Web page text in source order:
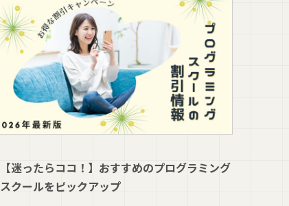
【迷ったらココ！】おすすめのプログラミング
スクールをピックアップ